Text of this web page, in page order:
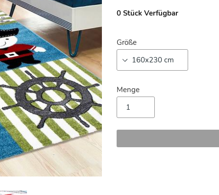
0 Stück Verfügbar
Größe
Menge